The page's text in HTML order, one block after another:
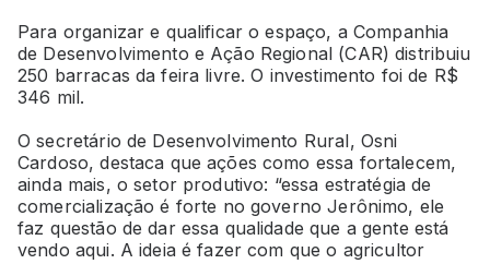
Para organizar e qualificar o espaço, a Companhia
de Desenvolvimento e Ação Regional (CAR) distribuiu
250 barracas da feira livre. O investimento foi de R$
346 mil.
O secretário de Desenvolvimento Rural, Osni
Cardoso, destaca que ações como essa fortalecem,
ainda mais, o setor produtivo: “essa estratégia de
comercialização é forte no governo Jerônimo, ele
faz questão de dar essa qualidade que a gente está
vendo aqui. A ideia é fazer com que o agricultor